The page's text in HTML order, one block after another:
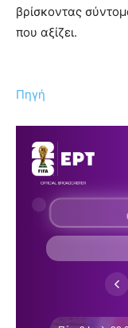
βρίσκοντας
που αξίζει.
Πηγή